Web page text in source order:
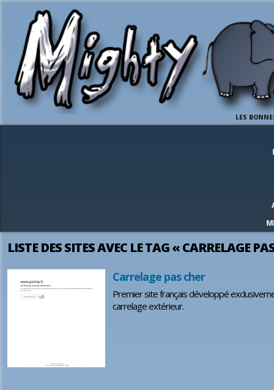
LES
LISTE DES SITES AVEC LE TAG « CARRELAGE
Carrelage pas cher
Premier site français développé
carrelage extérieur.